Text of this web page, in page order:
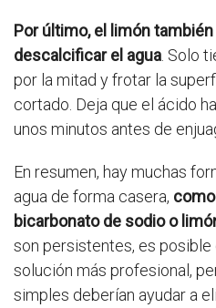
Por último, el limón
descalcificar el agua . Solo
por la mitad y frotar la
cortado. Deja que el ácido
unos minutos antes de
En resumen, hay muchas
agua de forma casera,
bicarbonato de sodio o
son persistentes, es posible
solución más profesional,
simples deberían ayudar a